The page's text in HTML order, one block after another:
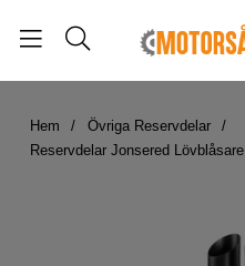
Hem
Övriga Reservdelar
Reservdelar Jonsered Lövblåsare